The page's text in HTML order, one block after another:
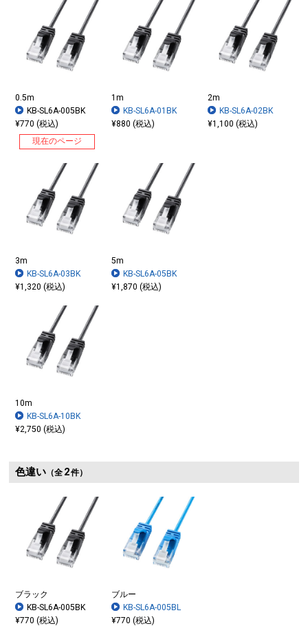
0.5m
KB-SL6A-005BK
¥770 (税込)
現在のページ
1m
KB-SL6A-01BK
¥880 (税込)
2m
KB-SL6A-02BK
¥1,100 (税込)
3m
KB-SL6A-03BK
¥1,320 (税込)
5m
KB-SL6A-05BK
¥1,870 (税込)
10m
KB-SL6A-10BK
¥2,750 (税込)
色違い（全 2件）
ブラック
KB-SL6A-005BK
¥770 (税込)
ブルー
KB-SL6A-005BL
¥770 (税込)